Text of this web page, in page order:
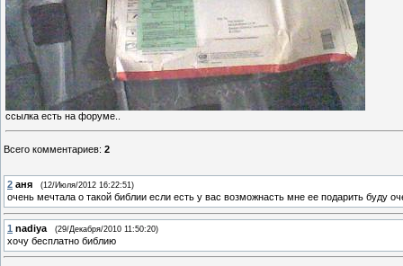
ссылка есть на форуме..
Всего комментариев: 2
2 аня (12/Июля/2012 16:22:51)
очень мечтала о такой библии если есть у вас возможнасть мне ее подарить буду
1 nadiya (29/Декабря/2010 11:50:20)
хочу бесплатно библию